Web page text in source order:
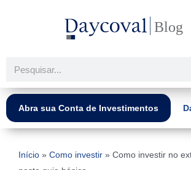
Pesquisar
Abra sua Conta de Investimentos
Início » Como investir » Como investir no